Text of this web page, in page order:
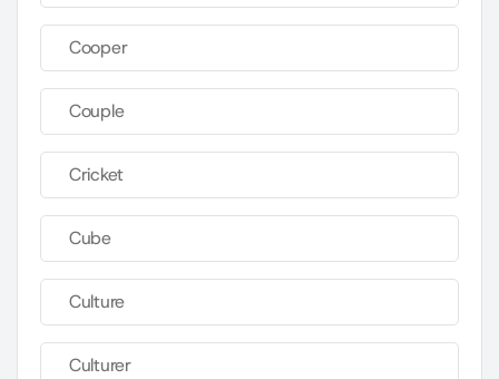
Cooper
Couple
Cricket
Cube
Culture
Culturer